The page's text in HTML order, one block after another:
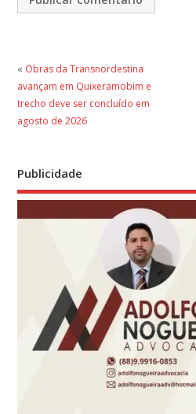
« Obras da Transnordestina
avançam em Quixeramobim e
trecho deve ser concluído em
agosto de 2026
Publicidade